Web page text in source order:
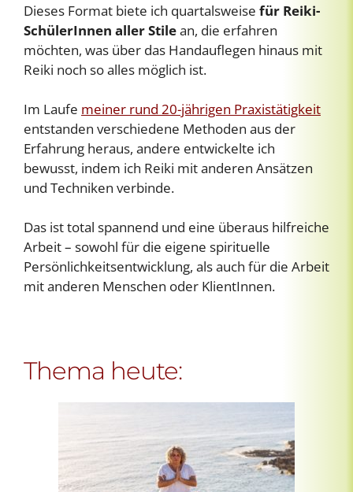
Dieses Format biete ich quartalsweise für Reiki-
SchülerInnen aller Stilean, die erfahren
möchten, was über das Handauflegen hinaus mit
Reiki noch so alles möglich ist.
Im Laufe meiner rund 20-jährigen Praxistätigkeit
entstanden verschiedene Methoden aus der
Erfahrung heraus, andere entwickelte ich
bewusst, indem ich Reiki mit anderen Ansätzen
und Techniken verbinde.
Das ist total spannend und eine überaus hilfreiche
Arbeit – sowohl für die eigene spirituelle
Persönlichkeitsentwicklung, als auch für die Arbeit
mit anderen Menschen oder KlientInnen.
Thema heute: